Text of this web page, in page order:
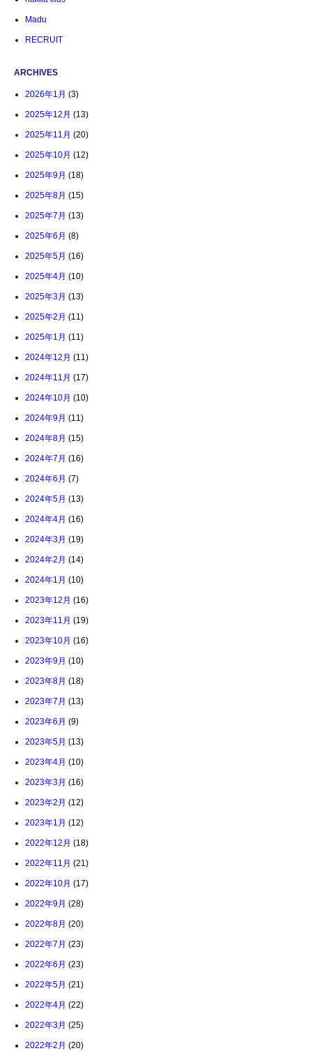
Madu
RECRUIT
ARCHIVES
2026年1月 (3)
2025年12月 (13)
2025年11月 (20)
2025年10月 (12)
2025年9月 (18)
2025年8月 (15)
2025年7月 (13)
2025年6月 (8)
2025年5月 (16)
2025年4月 (10)
2025年3月 (13)
2025年2月 (11)
2025年1月 (11)
2024年12月 (11)
2024年11月 (17)
2024年10月 (10)
2024年9月 (11)
2024年8月 (15)
2024年7月 (16)
2024年6月 (7)
2024年5月 (13)
2024年4月 (16)
2024年3月 (19)
2024年2月 (14)
2024年1月 (10)
2023年12月 (16)
2023年11月 (19)
2023年10月 (16)
2023年9月 (10)
2023年8月 (18)
2023年7月 (13)
2023年6月 (9)
2023年5月 (13)
2023年4月 (10)
2023年3月 (16)
2023年2月 (12)
2023年1月 (12)
2022年12月 (18)
2022年11月 (21)
2022年10月 (17)
2022年9月 (28)
2022年8月 (20)
2022年7月 (23)
2022年6月 (23)
2022年5月 (21)
2022年4月 (22)
2022年3月 (25)
2022年2月 (20)